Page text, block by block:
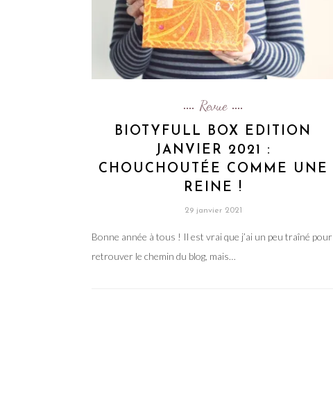
Revue
BIOTYFULL BOX EDITION
JANVIER 2021 :
CHOUCHOUTÉE COMME UNE
REINE !
29 janvier 2021
Bonne année à tous ! Il est vrai que j’ai un peu traîné pour
retrouver le chemin du blog, mais…